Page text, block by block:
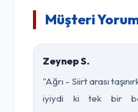
Müşteri
Zeynep S.
"Ağrı - Siirt arası
iyiydi ki tek bir